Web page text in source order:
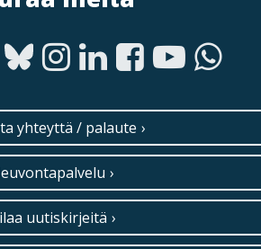
yhteyttä / palaute
uutiskirjeitä